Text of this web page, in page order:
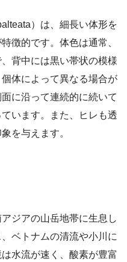
）は、細長い体形を
徴的です。体色は通常、
背中には黒い帯状の模様
体によって異なる場合が
に沿って連続的に続いて
います。また、ヒレも透
を与えます。
ジアの山岳地帯に生息し
ベトナムの清流や小川に
水流が速く、酸素が豊富